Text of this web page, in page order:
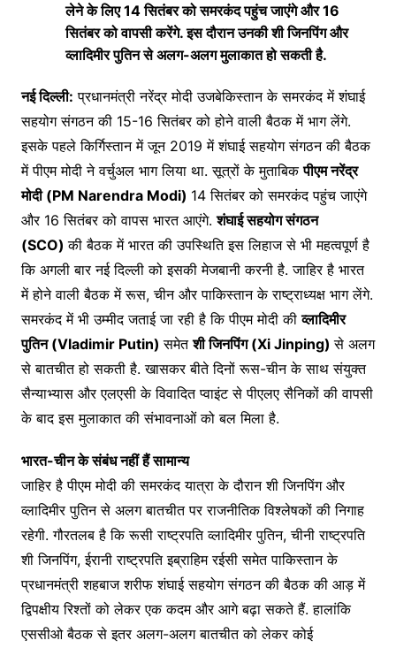
लेने के लिए 14 सितंबर को समरकंद पहुंच जाएंगे और 16
सितंबर को वापसी करेंगे. इस दौरान उनकी शी जिनपिंग और
व्लादिमीर पुतिन से अलग-अलग मुलाकात हो सकती है.
नई दिल्ली: प्रधानमंत्री नरेंद्र मोदी उजबेकिस्तान के समरकंद में शंघाई
सहयोग संगठन की 15-16 सितंबर को होने वाली बैठक में भाग लेंगे.
इसके पहले किर्गिस्तान में जून 2019 में शंघाई सहयोग संगठन की बैठक
में पीएम मोदी ने वर्चुअल भाग लिया था. सूत्रों के मुताबिकपीएम नरेंद्र
मोदी (PM Narendra Modi) 14 सितंबर को समरकंद पहुंच जाएंगे
और 16 सितंबर को वापस भारत आएंगे.शंघाई सहयोग संगठन
(SCO)की बैठक में भारत की उपस्थिति इस लिहाज से भी महत्वपूर्ण है
कि अगली बार नई दिल्ली को इसकी मेजबानी करनी है. जाहिर है भारत
में होने वाली बैठक में रूस, चीन और पाकिस्तान के राष्ट्राध्यक्ष भाग लेंगे.
समरकंद में भी उम्मीद जताई जा रही है कि पीएम मोदी कीव्लादिमीर
पुतिन (Vladimir Putin)समेतशी जिनपिंग (Xi Jinping)से अलग
से बातचीत हो सकती है. खासकर बीते दिनों रूस-चीन के साथ संयुक्त
सैन्याभ्यास और एलएसी के विवादित प्वाइंट से पीएलए सैनिकों की वापसी
के बाद इस मुलाकात की संभावनाओं को बल मिला है.
भारत-चीन के संबंध नहीं हैं सामान्य
जाहिर है पीएम मोदी की समरकंद यात्रा के दौरान शी जिनपिंग और
व्लादिमीर पुतिन से अलग बातचीत पर राजनीतिक विश्लेषकों की निगाह
रहेगी. गौरतलब है कि रूसी राष्ट्रपति व्लादिमीर पुतिन, चीनी राष्ट्रपति
शी जिनपिंग, ईरानी राष्ट्रपति इब्राहिम रईसी समेत पाकिस्तान के
प्रधानमंत्री शहबाज शरीफ शंघाई सहयोग संगठन की बैठक की आड़ में
द्विपक्षीय रिश्तों को लेकर एक कदम और आगे बढ़ा सकते हैं. हालांकि
एससीओ बैठक से इतर अलग-अलग बातचीत को लेकर कोई